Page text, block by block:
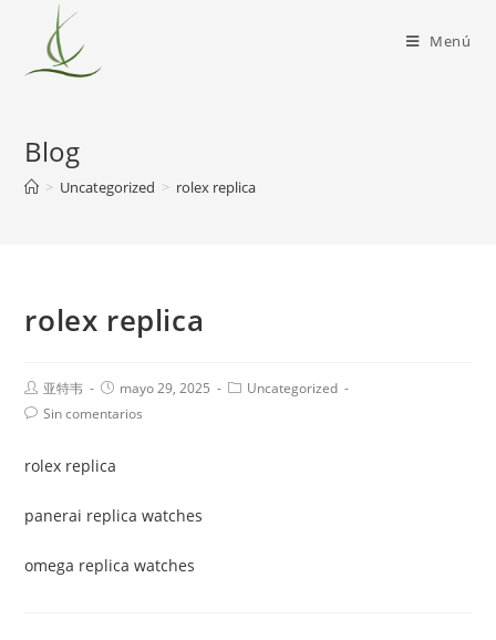
Menú
Blog
> Uncategorized > rolex replica
rolex replica
亚特韦 mayo 29, 2025
Uncategorized
Sin comentarios
rolex replica
panerai replica watches
omega replica watches